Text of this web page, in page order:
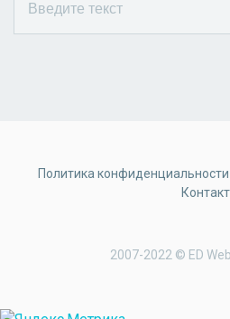
2007-2022 © ED
Политика конфиденциальности
Контакт